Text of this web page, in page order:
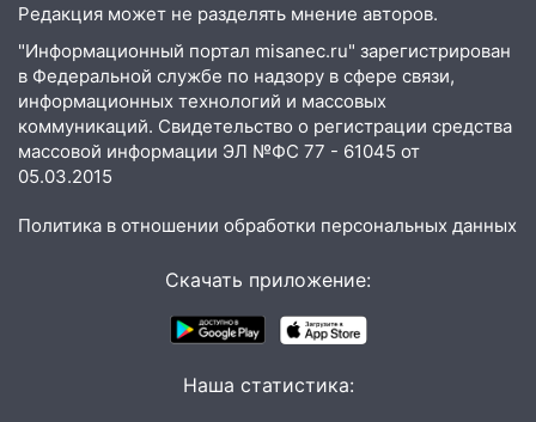
22:33
Прокуратура проверяет
спортивные объекты в Старой Майне
21:01 Ульяновцев приглашают сдать
кровь: День донора пройдёт 6 августа
20:17 Ульяновская область девятую
неделю подряд удерживает самые
низкие цены на подсолнечное масло
Ульяновской области выросли надои
года благоустроят 20 родников
Редакция может не разделять мнение авторов.
"Информационный портал misanec.ru" зарегистрирован
в Федеральной службе по надзору в сфере связи,
информационных технологий и массовых
коммуникаций. Свидетельство о регистрации средства
массовой информации ЭЛ №ФС 77 - 61045 от
05.03.2015
Политика в отношении обработки персональных данных
Скачать приложение:
Наша статистика: